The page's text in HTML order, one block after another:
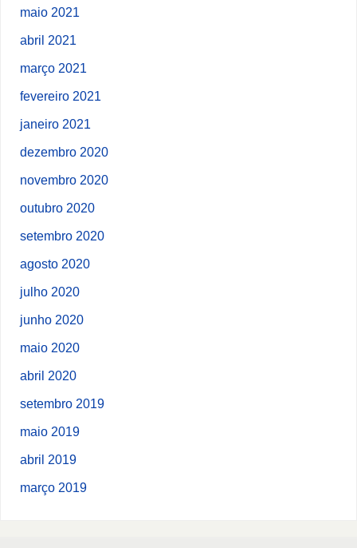
maio 2021
abril 2021
março 2021
fevereiro 2021
janeiro 2021
dezembro 2020
novembro 2020
outubro 2020
setembro 2020
agosto 2020
julho 2020
junho 2020
maio 2020
abril 2020
setembro 2019
maio 2019
abril 2019
março 2019